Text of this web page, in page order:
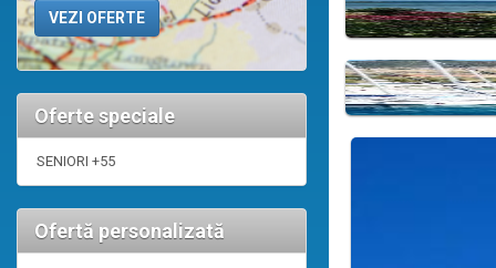
Oferte speciale
SENIORI +55
Ofertă personalizată